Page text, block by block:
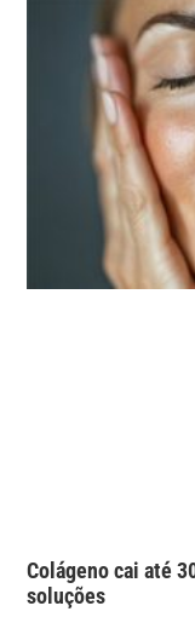
Colágeno cai até
soluções